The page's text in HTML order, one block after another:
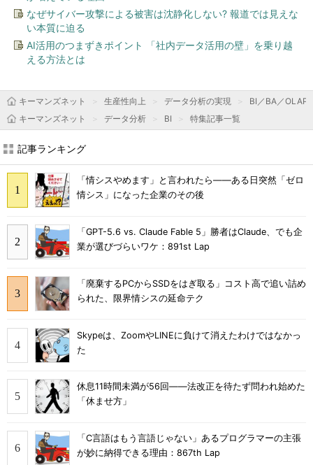
なぜサイバー攻撃による被害は沈静化しない? 報道では見えな
い本質に迫る
AI活用のつまずきポイント 「社内データ活用の壁」を乗り越
える方法とは
キーマンズネット 生産性向上 データ分析の実現
BI／BA／OLAP
キーマンズネット
データ分析 BI 特集記事一覧
記事ランキング
「情シスやめます」と言われたら――ある日突然「ゼロ
情シス」になった企業のその後
「GPT-5.6 vs. Claude Fable 5」勝者はClaude、でも企
業が選びづらいワケ：891st Lap
「廃棄するPCからSSDをはぎ取る」コスト高で追い詰め
られた、限界情シスの延命テク
Skypeは、ZoomやLINEに負けて消えたわけではなかっ
た
休息11時間未満が56回――法改正を待たず問われ始めた
「休ませ方」
「C言語はもう言語じゃない」あるプログラマーの主張
が妙に納得できる理由：867th Lap